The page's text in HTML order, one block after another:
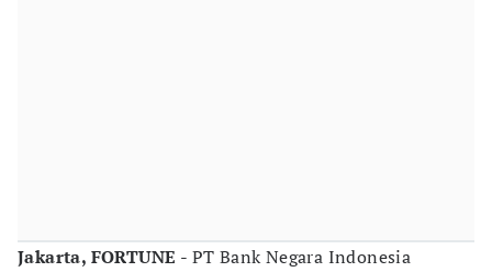
Jakarta, FORTUNE - PT Bank Negara Indonesia